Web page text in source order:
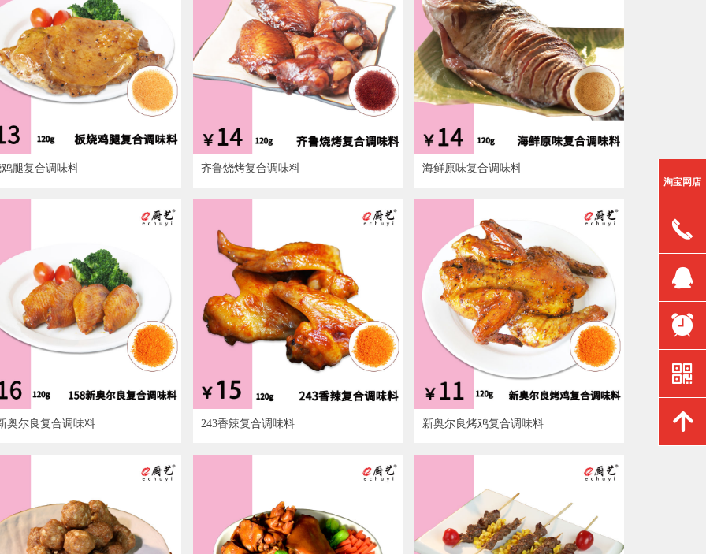
끅
뀩
뀥
낃
녕
淘宝网店
腿复合调味料 齐鲁烧烤复合调味料 海鲜原味复合调味料
奥尔良复合调味料 243香辣复合调味料 新奥尔良烤鸡复合调味料